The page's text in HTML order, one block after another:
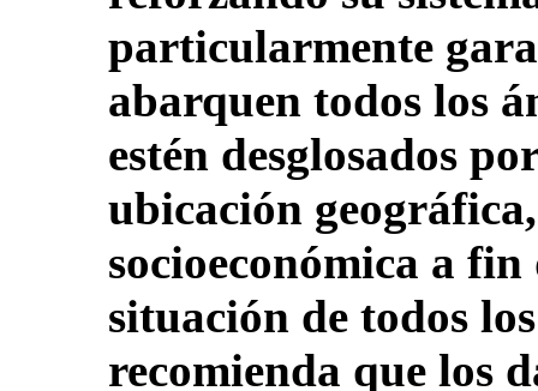
particularmente
abarquen todos los
estén desglosados
ubicación
socioeconómica a
situación de todos
recomienda que los